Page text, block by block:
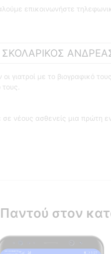
επικοινωνήστε
ΣΚΟΛΑΡΙΚΟΣ
με το βιογραφικό
νέους ασθενείς μια πρώτη
στον